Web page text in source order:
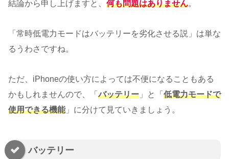
結論から申し上げますと、 何も問題はありません。
「常時低電力モードはバッテリーを劣化させる説」は単な
るうわさですね。
ただ、iPhoneの使い方によっては不便になることもある
かもしれませんので、「 バッテリー 」と「 低電力モードで
使用できる機能」に分けて見ていきましょう。
バッテリー